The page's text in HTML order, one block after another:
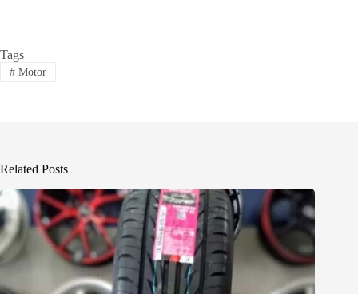
Tags
#Motor
Related Posts